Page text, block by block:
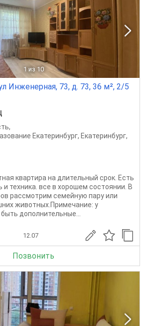
1 из 10
Инженерная, 73, д. 73, 36 м², 2/5
,
Екатеринбург, Екатеринбург,
квартира на длительный срок. Есть
техника. все в хорошем состоянии. В
рассмотрим семейную пару или
животных.Примечание: у
дополнительные...
12.07
Позвонить